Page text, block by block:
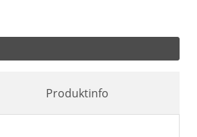
Produktinfo